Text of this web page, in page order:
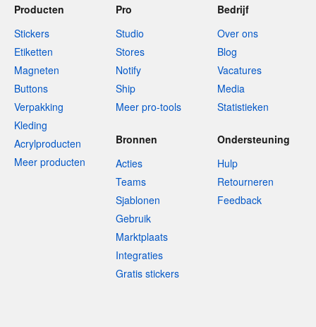
Producten
Stickers
Etiketten
Magneten
Buttons
Verpakking
Kleding
Acrylproducten
Meer producten
Pro
Studio
Stores
Notify
Ship
Meer pro-tools
Bedrijf
Over ons
Blog
Vacatures
Media
Statistieken
Bronnen
Acties
Teams
Sjablonen
Gebruik
Marktplaats
Integraties
Gratis stickers
Ondersteuning
Hulp
Retourneren
Feedback